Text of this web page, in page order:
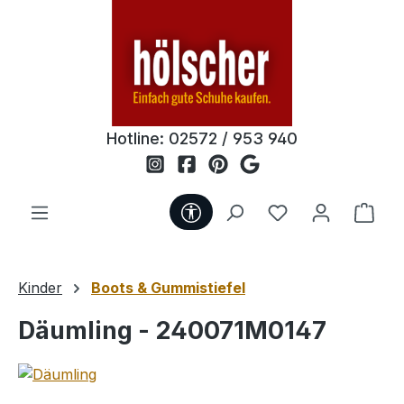
Hotline: 02572 / 953 940
Werkzeugleiste anzeigen
Du hast 0
Kinder Boots & Gummistiefel
Däumling - 240071M0147